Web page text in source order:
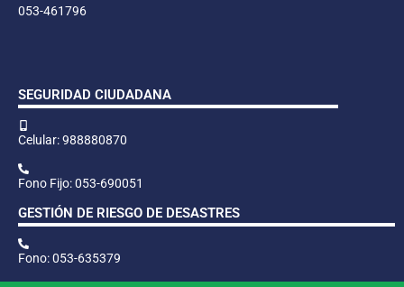
053-461796
SEGURIDAD CIUDADANA
Celular: 988880870
Fono Fijo: 053-690051
GESTIÓN DE RIESGO DE DESASTRES
Fono: 053-635379